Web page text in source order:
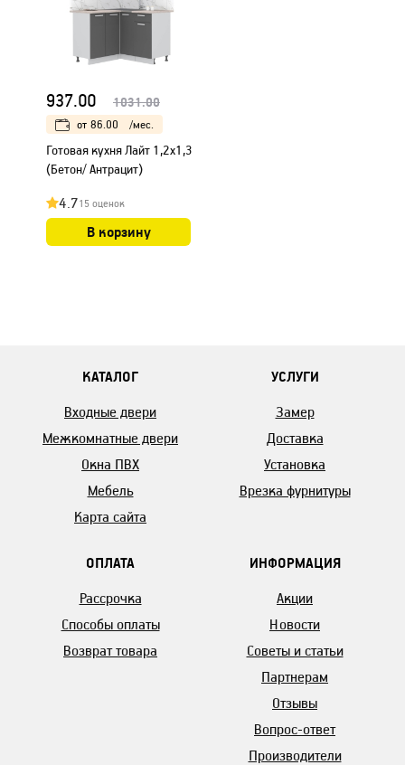
937.00 1031.00
от 86.00 /мес.
Готовая кухня Лайт 1,2x1,3
(Бетон/ Антрацит)
4.715 оценок
В корзину
КАТАЛОГ
Входные двери
Межкомнатные двери
Окна ПВХ
Мебель
Карта сайта
УСЛУГИ
Замер
Доставка
Установка
Врезка фурнитуры
ОПЛАТА
Рассрочка
Способы оплаты
Возврат товара
ИНФОРМАЦИЯ
Акции
Новости
Советы и статьи
Партнерам
Отзывы
Вопрос-ответ
Производители